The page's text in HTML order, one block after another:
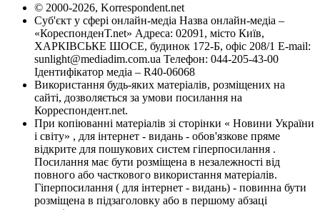
© 2000-2026, Korrespondent.net
Суб'єкт у сфері онлайн-медіа Назва онлайн-медіа –
«КореспонденТ.net» Адреса: 02091, місто Київ,
ХАРКІВСЬКЕ ШОСЕ, будинок 172-Б, офіс 208/1 E-mail:
sunlight@mediadim.com.ua Телефон: 044-205-43-00
Ідентифікатор медіа – R40-06068
Використання будь-яких матеріалів, розміщених на
сайті, дозволяється за умови посилання на
Корреспондент.net.
При копіюванні матеріалів зі сторінки « Новини України
і світу» , для інтернет - видань - обов'язкове пряме
відкрите для пошукових систем гіперпосилання .
Посилання має бути розміщена в незалежності від
повного або часткового використання матеріалів.
Гіперпосилання ( для інтернет - видань) - повинна бути
розміщена в підзаголовку або в першому абзаці